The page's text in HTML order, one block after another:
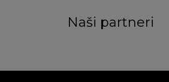
Naši partneri